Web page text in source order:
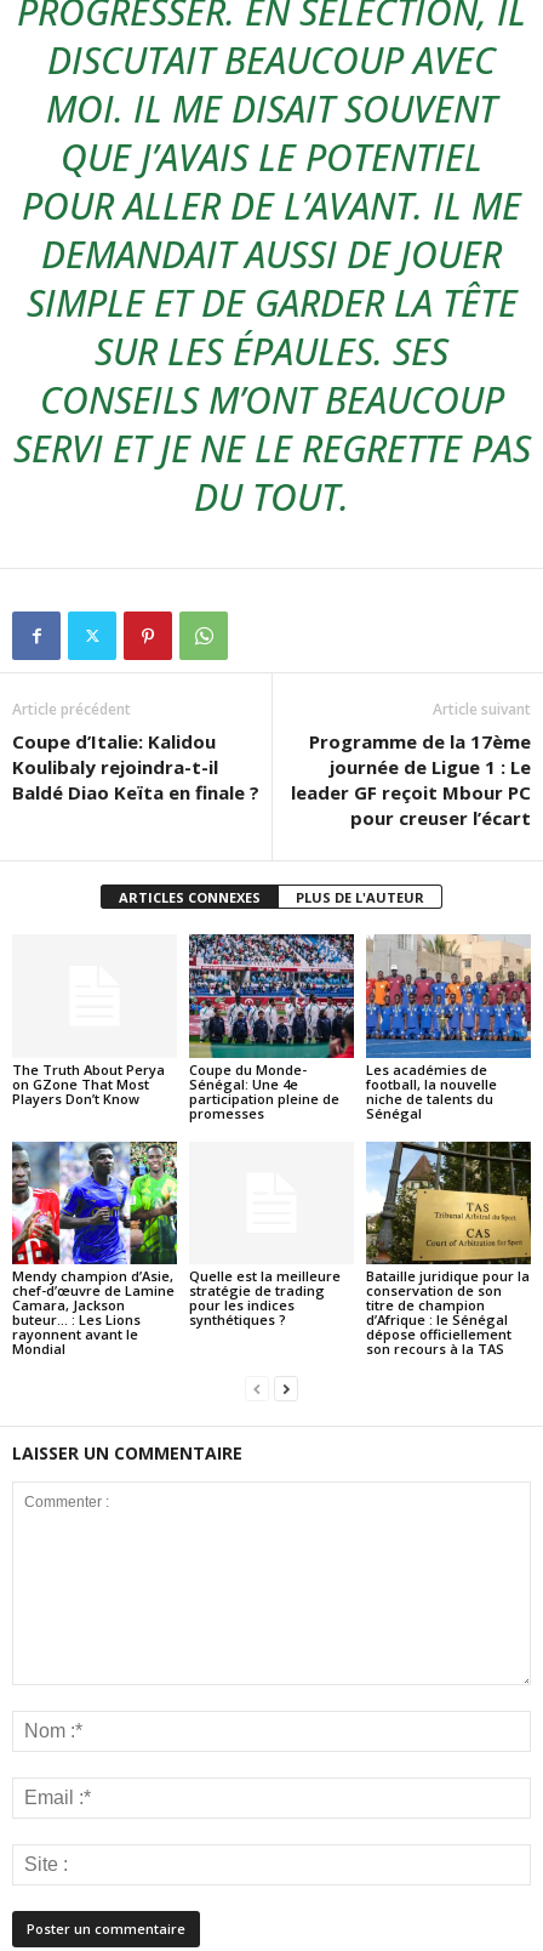
PROGRESSER. EN SÉLECTION, IL
DISCUTAIT BEAUCOUP AVEC
MOI. IL ME DISAIT SOUVENT
QUE J’AVAIS LE POTENTIEL
POUR ALLER DE L’AVANT. IL ME
DEMANDAIT AUSSI DE JOUER
SIMPLE ET DE GARDER LA TÊTE
SUR LES ÉPAULES. SES
CONSEILS M’ONT BEAUCOUP
SERVI ET JE NE LE REGRETTE PAS
DU TOUT.
Article précédent
​Coupe d’Italie: Kalidou
Koulibaly rejoindra-t-il
Baldé Diao Keïta en finale ?
Article suivant
Programme de la 17ème
journée de Ligue 1 : Le
leader GF reçoit Mbour PC
pour creuser l’écart
ARTICLES CONNEXES PLUS DE L'AUTEUR
The Truth About Perya
on GZone That Most
Players Don’t Know
Coupe du Monde-
Sénégal: Une 4e
participation pleine de
promesses
Les académies de
football, la nouvelle
niche de talents du
Sénégal
Mendy champion d’Asie,
chef-d’œuvre de Lamine
Camara, Jackson
buteur… : Les Lions
rayonnent avant le
Mondial
Quelle est la meilleure
stratégie de trading
pour les indices
synthétiques ?
Bataille juridique pour la
conservation de son
titre de champion
d’Afrique : le Sénégal
dépose officiellement
son recours à la TAS
LAISSER UN COMMENTAIRE